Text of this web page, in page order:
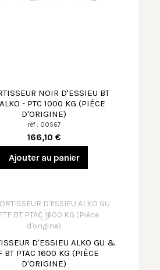
NOIR D'ESSIEU BT
- PTC 1000 KG (PIÈCE
D'ORIGINE)
réf : 00567
166,10 €
Ajouter au panier
D'ESSIEU ALKO GU &
BT PTAC 1600 KG (PIÈCE
D'ORIGINE)